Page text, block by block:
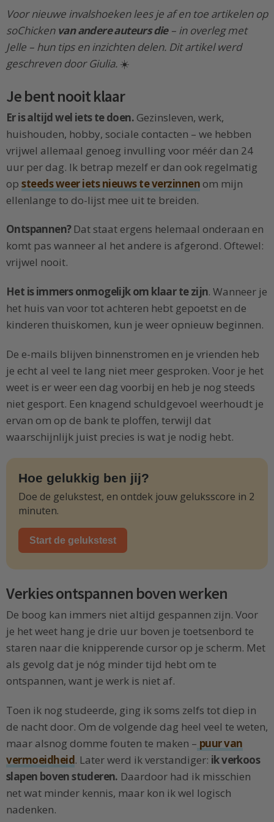
Voor nieuwe invalshoeken lees je af en toe artikelen op
soChicken van andere auteurs die– in overleg met
Jelle – hun tips en inzichten delen. Dit artikel werd
geschreven door Giulia. ☀️
Je bent nooit klaar
Er is altijd wel iets te doen. Gezinsleven, werk,
huishouden, hobby, sociale contacten – we hebben
vrijwel allemaal genoeg invulling voor méér dan 24
uur per dag. Ik betrap mezelf er dan ook regelmatig
op steeds weer iets nieuws te verzinnen om mijn
ellenlange to do-lijst mee uit te breiden.
Ontspannen?Dat staat ergens helemaal onderaan en
komt pas wanneer al het andere is afgerond. Oftewel:
vrijwel nooit.
Het is immers onmogelijk om klaar te zijn. Wanneer je
het huis van voor tot achteren hebt gepoetst en de
kinderen thuiskomen, kun je weer opnieuw beginnen.
De e-mails blijven binnenstromen en je vrienden heb
je echt al veel te lang niet meer gesproken. Voor je het
weet is er weer een dag voorbij en heb je nog steeds
niet gesport. Een knagend schuldgevoel weerhoudt je
ervan om op de bank te ploffen, terwijl dat
waarschijnlijk juist precies is wat je nodig hebt.
Hoe gelukkig ben jij?
Doe de gelukstest, en ontdek jouw geluksscore in 2
minuten.
Start de gelukstest
Verkies ontspannen boven werken
De boog kan immers niet altijd gespannen zijn. Voor
je het weet hang je drie uur boven je toetsenbord te
staren naar die knipperende cursor op je scherm. Met
als gevolg dat je nóg minder tijd hebt om te
ontspannen, want je werk is niet af.
Toen ik nog studeerde, ging ik soms zelfs tot diep in
de nacht door. Om de volgende dag heel veel te weten,
maar alsnog domme fouten te maken – puur van
vermoeidheid. Later werd ik verstandiger: ik verkoos
slapen boven studeren. Daardoor had ik misschien
net wat minder kennis, maar kon ik wel logisch
nadenken.